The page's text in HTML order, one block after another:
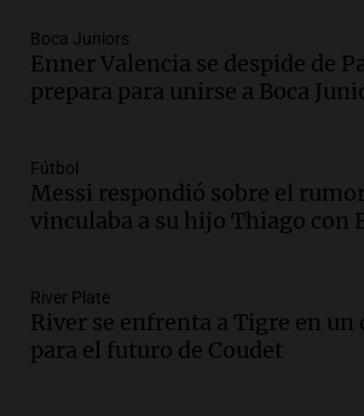
Club por los criaderos de
Noticias Rosario
Episodios
y defiende sus aranceles
Panorama Federal
Episodios
relaciones diplomáticas tras
meses de ruptura por asilo
Panorama Federal
Boca Juniors
Enner Valencia se despide de
prepara para unirse a Boca
Fútbol
Messi respondió sobre el
vinculaba a su hijo Thiago con
River Plate
River se enfrenta a Tigre en un
para el futuro de Coudet